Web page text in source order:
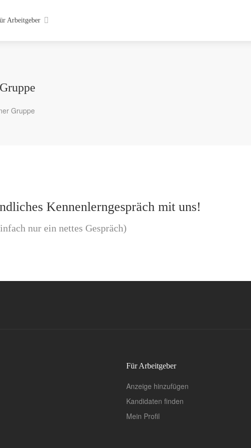
Arbeitgeber
Gruppe
Kennenlerngespräch mit uns!
nur ein nettes Gespräch)
Für Arbeitgeber
Anzeige hinzufügen
Kandidaten finden
Mein Profil